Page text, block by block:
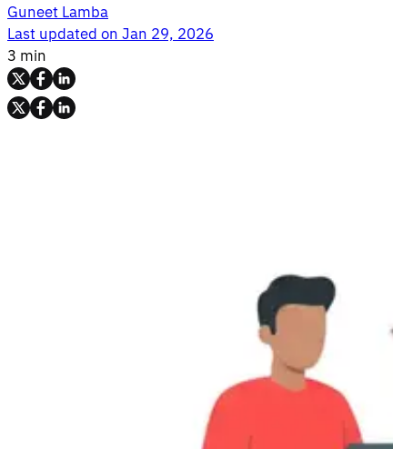
Guneet Lamba
Last updated onJan 29, 2026
3 min